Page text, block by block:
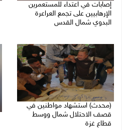
إصابات في اعتداء للمستعمرين
الإرهابيين على تجمع العراعرة
البدوي شمال القدس
(محدث) استشهاد مواطنين في
قصف الاحتلال شمال ووسط
قطاع غزة